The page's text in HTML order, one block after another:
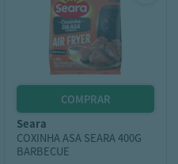
seara
COXINHA ASA SEARA 400G
BARBECUE